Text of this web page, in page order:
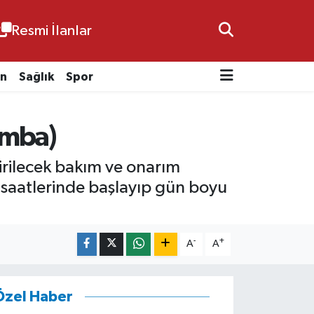
Resmi İlanlar
Sağlık Spor
bakım ve onarım
başlayıp gün boyu
A- A+
Haber